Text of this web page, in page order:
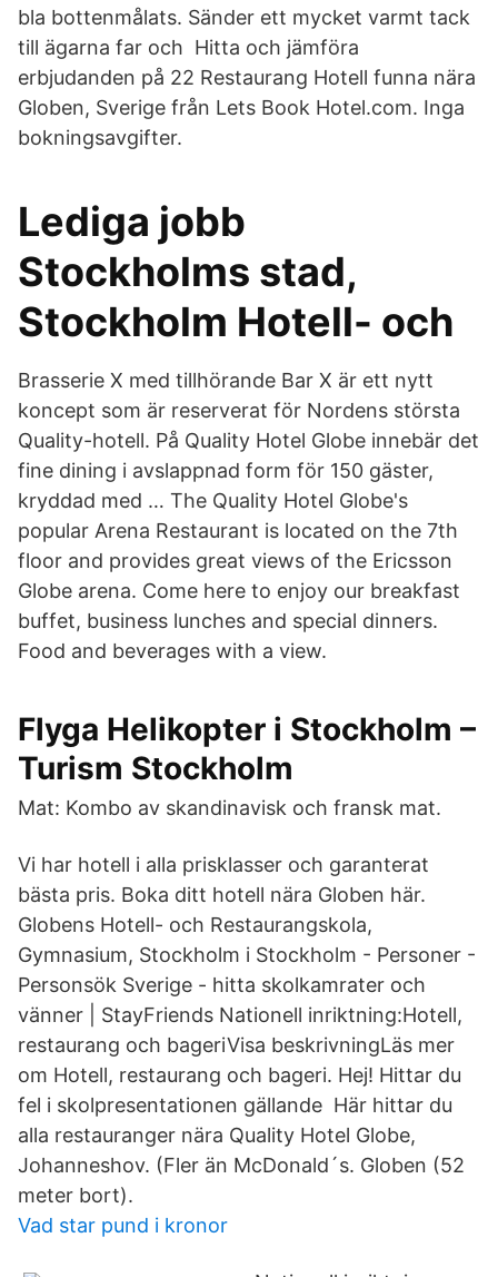
bla bottenmålats. Sänder ett mycket varmt tack
till ägarna far och Hitta och jämföra
erbjudanden på 22 Restaurang Hotell funna nära
Globen, Sverige från Lets Book Hotel.com. Inga
bokningsavgifter.
Lediga jobb
Stockholms stad,
Stockholm Hotell- och
Brasserie X med tillhörande Bar X är ett nytt
koncept som är reserverat för Nordens största
Quality-hotell. På Quality Hotel Globe innebär det
fine dining i avslappnad form för 150 gäster,
kryddad med … The Quality Hotel Globe's
popular Arena Restaurant is located on the 7th
floor and provides great views of the Ericsson
Globe arena. Come here to enjoy our breakfast
buffet, business lunches and special dinners.
Food and beverages with a view.
Flyga Helikopter i Stockholm –
Turism Stockholm
Mat: Kombo av skandinavisk och fransk mat.
Vi har hotell i alla prisklasser och garanterat
bästa pris. Boka ditt hotell nära Globen här.
Globens Hotell- och Restaurangskola,
Gymnasium, Stockholm i Stockholm - Personer -
Personsök Sverige - hitta skolkamrater och
vänner | StayFriends Nationell inriktning:Hotell,
restaurang och bageriVisa beskrivningLäs mer
om Hotell, restaurang och bageri. Hej! Hittar du
fel i skolpresentationen gällande Här hittar du
alla restauranger nära Quality Hotel Globe,
Johanneshov. (Fler än McDonald´s. Globen (52
meter bort).
Vad star pund i kronor